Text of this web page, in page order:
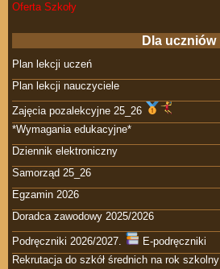
Oferta Szkoły
Dla uczniów
Plan lekcji uczeń
Plan lekcji nauczyciele
Zajęcia pozalekcyjne 25_26
*Wymagania edukacyjne*
Dziennik elektroniczny
Samorząd 25_26
Egzamin 2026
Doradca zawodowy 2025/2026
Podręczniki 2026/2027.
E-podręczniki
Rekrutacja do szkół średnich na rok